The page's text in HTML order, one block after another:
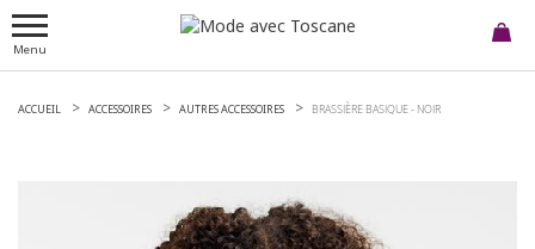
Menu
ACCUEIL ACCESSOIRES AUTRES ACCESSOIRES BRASSIÈRE BASIQUE - NOIR